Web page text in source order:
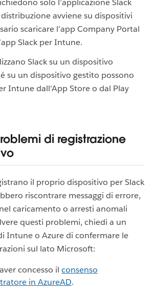
solo l’applicazione Slack
avviene su dispositivi
scaricare l’app Company Portal
Slack per Intune.
Slack su un dispositivo
su un dispositivo gestito possono
Intune dall'App Store o dal Play
di registrazione
il proprio dispositivo per Slack
riscontrare messaggi di errore,
caricamento o arresti anomali
questi problemi, chiedi a un
Intune o Azure di confermare le
sul lato Microsoft:
concesso il consenso
in AzureAD.